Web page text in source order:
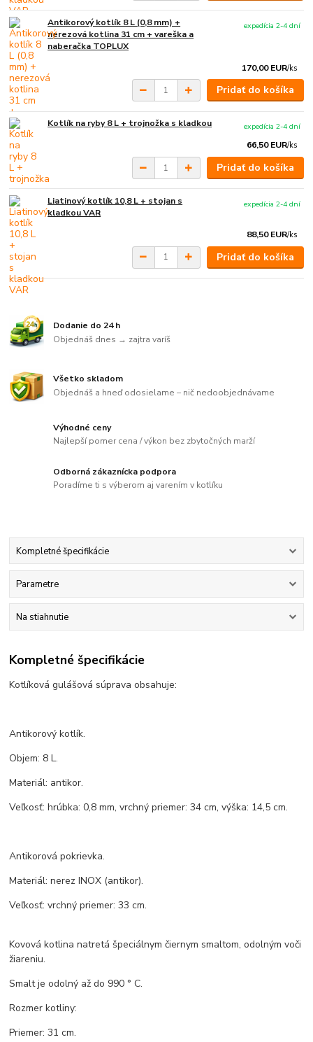
Antikorový kotlík 8 L (0,8 mm) +
nerezová kotlina 31 cm + vareška a
naberačka TOPLUX
170,00 EUR/ks
expedícia 2-4 dní
Pridať do košíka
Kotlík na ryby 8 L + trojnožka s kladkou
66,50 EUR/ks
expedícia 2-4 dní
Pridať do košíka
Liatinový kotlík 10,8 L + stojan s
kladkou VAR
88,50 EUR/ks
expedícia 2-4 dní
Pridať do košíka
Dodanie do 24 h
Objednáš dnes → zajtra varíš
Všetko skladom
Objednáš a hneď odosielame – nič nedoobjednávame
Výhodné ceny
Najlepší pomer cena / výkon bez zbytočných marží
Odborná zákaznícka podpora
Poradíme ti s výberom aj varením v kotlíku
Kompletné špecifikácie
Parametre
Na stiahnutie
Kompletné špecifikácie
Kotlíková gulášová súprava obsahuje:
Antikorový kotlík.
Objem: 8 L.
Materiál: antikor.
Veľkosť: hrúbka: 0,8 mm, vrchný priemer: 34 cm, výška: 14,5 cm.
Antikorová pokrievka.
Materiál: nerez INOX (antikor).
Veľkosť: vrchný priemer: 33 cm.
Kovová kotlina natretá špeciálnym čiernym smaltom, odolným voči
žiareniu.
Smalt je odolný až do 990 ° C.
Rozmer kotliny:
Priemer: 31 cm.